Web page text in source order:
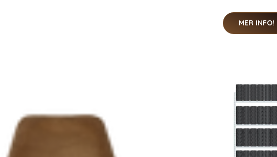
MER INFO!